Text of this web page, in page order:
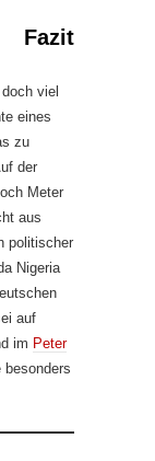
Fazit
doch viel
eines
zu
der
Meter
aus
politischer
Nigeria
auf
im Peter
besonders